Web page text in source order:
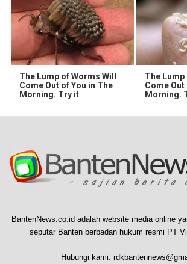
The Lump of Worms Will
Come Out of You in The
Morning. Try it
The Lump
Come Out
Morning.
BantenNews.co.id adalah website media online
seputar Banten berbadan hukum resmi PT
Hubungi kami: